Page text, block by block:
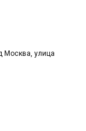
Москва, улица